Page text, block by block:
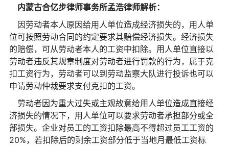
内蒙古合亿步律师事务所孟浩律师解析：
因劳动者本人原因给用人单位造成经济损失的，用人单
位可按照劳动合同的约定要求其赔偿经济损失。经济损失
的赔偿，可从劳动者本人的工资中扣除。用人单位直接以
劳动者违反其规章制度对劳动者进行罚款的行为，属于克
扣工资行为，劳动者可以到劳动监察大队进行投诉也可以
申请劳动仲裁要求支付克扣的工资。
劳动者因为重大过失或主观故意给用人单位造成直接经
济损失的情况下，用人单位可以要求劳动者承担部分或全
部损失。企业对员工的工资扣除最高不得超过员工工资的
20%，若扣除后的剩余工资部分低于当地月最低工资标